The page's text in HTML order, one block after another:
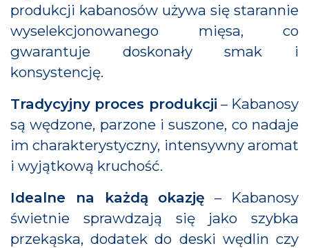
produkcji kabanosów używa się starannie
wyselekcjonowanego mięsa, co
gwarantuje doskonały smak i
konsystencję.
Tradycyjny proces produkcji – Kabanosy
są wędzone, parzone i suszone, co nadaje
im charakterystyczny, intensywny aromat
i wyjątkową kruchość.
Idealne na każdą okazję – Kabanosy
świetnie sprawdzają się jako szybka
przekąska, dodatek do deski wędlin czy